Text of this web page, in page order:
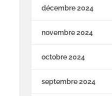
décembre 2024
novembre 2024
octobre 2024
septembre 2024